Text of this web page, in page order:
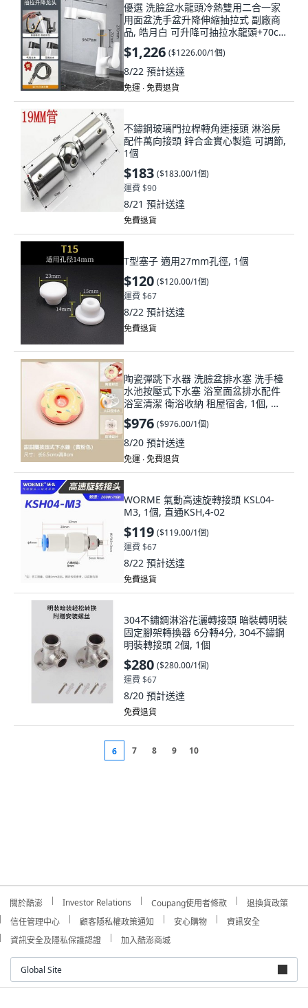
優選 洗臉盆水龍頭冷熱雙用二合一家
用面盆洗手盆升降伸縮抽拉式 副廠商
品, 皓月白 可升降可抽拉水龍頭+70cm
進, 1個
$1,226 ($1226.00/1個)
8/22 預計送達
免運 ∙ 免費退貨
不鏽鋼玻璃門拉桿轉角連接頭 淋浴房
配件萬向接頭 鋅合金實心製造 可調節,
1個
$183 ($183.00/1個)
運費 $90
8/21 預計送達
免費退貨
T型塞子 適用27mm孔徑, 1個
$120 ($120.00/1個)
運費 $67
8/22 預計送達
免費退貨
陶瓷彈跳下水器 洗臉盆排水塞 洗手檯
水池按壓式下水塞 浴室面盆排水配件
浴室清潔 衛浴收納 租屋宿舍, 1個, 陶
瓷甜甜圈落水器-黃粉色
$976 ($976.00/1個)
8/20 預計送達
免運 ∙ 免費退貨
WORME 氣動高速旋轉接頭 KSL04-
M3, 1個, 直通KSH,4-02
$119 ($119.00/1個)
運費 $67
8/22 預計送達
免費退貨
304不鏽鋼淋浴花灑轉接頭 暗裝轉明裝
固定腳架轉換器 6分轉4分, 304不鏽鋼
明裝轉接頭 2個, 1個
$280 ($280.00/1個)
運費 $67
8/20 預計送達
免費退貨
6 7 8 9 10
關於酷澎 Investor Relations Coupang使用者條款
退換貨政策
信任管理中心
顧客隱私權政策通知 安心購物
資訊安全
資訊安全及隱私保護認證
加入酷澎商城
Global Site